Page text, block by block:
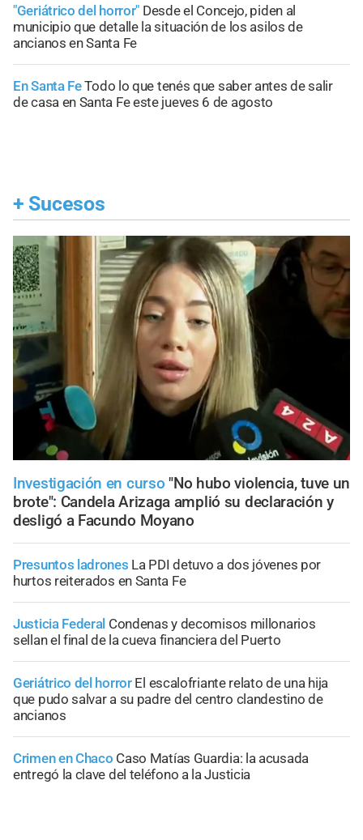
"Geriátrico del horror" Desde el Concejo, piden al
municipio que detalle la situación de los asilos de
ancianos en Santa Fe
En Santa FeTodo lo que tenés que saber antes de salir
de casa en Santa Fe este jueves 6 de agosto
+ Sucesos
Investigación en curso "No hubo violencia, tuve un
brote": Candela Arizaga amplió su declaración y
desligó a Facundo Moyano
Presuntos ladrones La PDI detuvo a dos jóvenes por
hurtos reiterados en Santa Fe
Justicia Federal Condenas y decomisos millonarios
sellan el final de la cueva financiera del Puerto
Geriátrico del horror El escalofriante relato de una hija
que pudo salvar a su padre del centro clandestino de
ancianos
Crimen en Chaco Caso Matías Guardia: la acusada
entregó la clave del teléfono a la Justicia